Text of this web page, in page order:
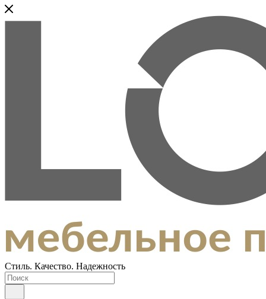
Стиль. Качество. Надежность